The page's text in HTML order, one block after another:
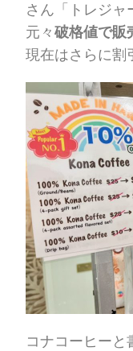
さん「トレジャ
元々破格値で販
現在はさらに割
コナコーヒー